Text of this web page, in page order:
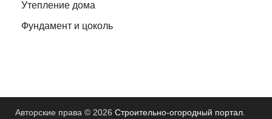
Утепление дома
Фундамент и цоколь
Авторские права © 2026 Строительно-огородный портал